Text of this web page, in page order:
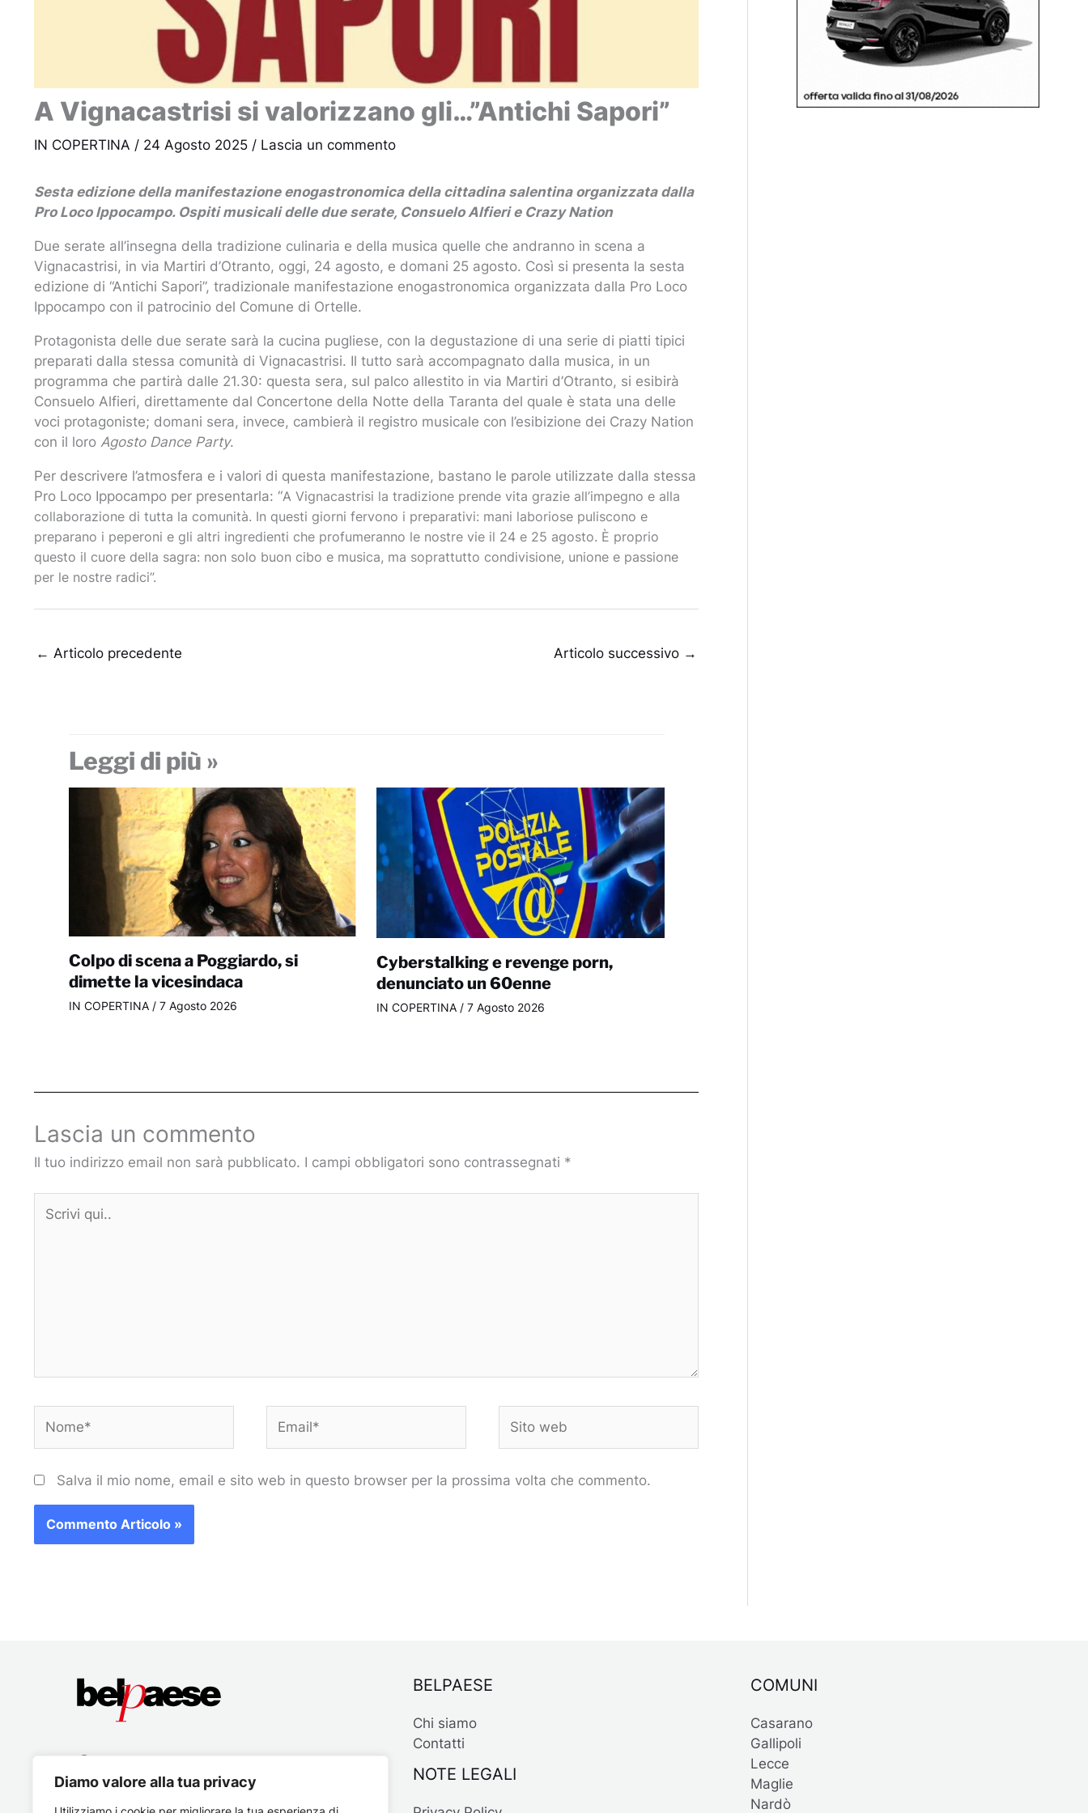
Diamo valore alla tua privacy
A Vignacastrisi si valorizzano gli…”Antichi Sapori”
IN COPERTINA / 24 Agosto 2025 / Lascia un commento
Sesta edizione della manifestazione enogastronomica della cittadina salentina organizzata dalla
Pro Loco Ippocampo. Ospiti musicali delle due serate, Consuelo Alfieri e Crazy Nation
Due serate all’insegna della tradizione culinaria e della musica quelle che andranno in scena a
Vignacastrisi, in via Martiri d’Otranto, oggi, 24 agosto, e domani 25 agosto. Così si presenta la sesta
edizione di “Antichi Sapori”, tradizionale manifestazione enogastronomica organizzata dalla Pro Loco
Ippocampo con il patrocinio del Comune di Ortelle.
Protagonista delle due serate sarà la cucina pugliese, con la degustazione di una serie di piatti tipici
preparati dalla stessa comunità di Vignacastrisi. Il tutto sarà accompagnato dalla musica, in un
programma che partirà dalle 21.30: questa sera, sul palco allestito in via Martiri d’Otranto, si esibirà
Consuelo Alfieri, direttamente dal Concertone della Notte della Taranta del quale è stata una delle
voci protagoniste; domani sera, invece, cambierà il registro musicale con l’esibizione dei Crazy Nation
con il loro Agosto Dance Party.
Per descrivere l’atmosfera e i valori di questa manifestazione, bastano le parole utilizzate dalla stessa
Pro Loco Ippocampo per presentarla: “A Vignacastrisi la tradizione prende vita grazie all’impegno e alla
collaborazione di tutta la comunità. In questi giorni fervono i preparativi: mani laboriose puliscono e
preparano i peperoni e gli altri ingredienti che profumeranno le nostre vie il 24 e 25 agosto. È proprio
questo il cuore della sagra: non solo buon cibo e musica, ma soprattutto condivisione, unione e passione
per le nostre radici”.
← Articolo precedente Articolo successivo →
Leggi di più »
Colpo di scena a Poggiardo, si
dimette la vicesindaca
IN COPERTINA/ 7 Agosto 2026
Cyberstalking e revenge porn,
denunciato un 60enne
IN COPERTINA / 7 Agosto 2026
Lascia un commento
Il tuo indirizzo email non sarà pubblicato. I campi obbligatori sono contrassegnati *
qui..
web
Salva il mio nome, email e sito web in questo browser per la prossima volta che commento.
BELPAESE
Chi siamo
Contatti
NOTE LEGALI
COMUNI
Casarano
Gallipoli
Lecce
Maglie
Nardò